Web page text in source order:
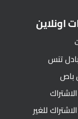
اونلاين
تنس
باص
للغير